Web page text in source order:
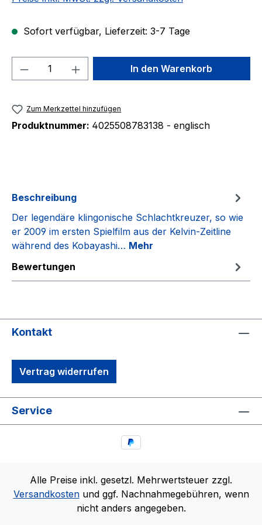
Sofort verfügbar, Lieferzeit: 3-7 Tage
Produkt Anzahl: Gib denIn den Warenkorb
Zum Merkzettel hinzufügen
Produktnummer: 4025508783138 - englisch
Beschreibung
Der legendäre klingonische Schlachtkreuzer, so wie
er 2009 im ersten Spielfilm aus der Kelvin-Zeitline
während des Kobayashi… Mehr
Bewertungen
Kontakt
Vertrag widerrufen
Service
Alle Preise inkl. gesetzl. Mehrwertsteuer zzgl.
Versandkostenund ggf. Nachnahmegebühren, wenn
nicht anders angegeben.